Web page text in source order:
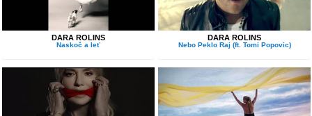
DARA ROLINS
Naskoč a leť
DARA ROLINS
Nebo Peklo Raj (ft. Tomi Popovic)